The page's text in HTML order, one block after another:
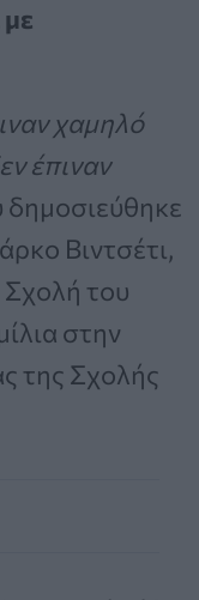
χαμηλό
έπιναν
δημοσιεύθηκε
Βιντσέτι,
Σχολή του
στην
της Σχολής